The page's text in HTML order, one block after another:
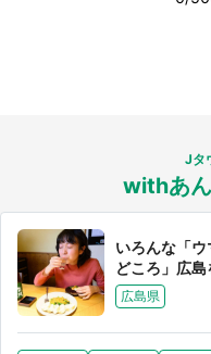
Jタ
withあ
いろんな「
どころ」広
広島県